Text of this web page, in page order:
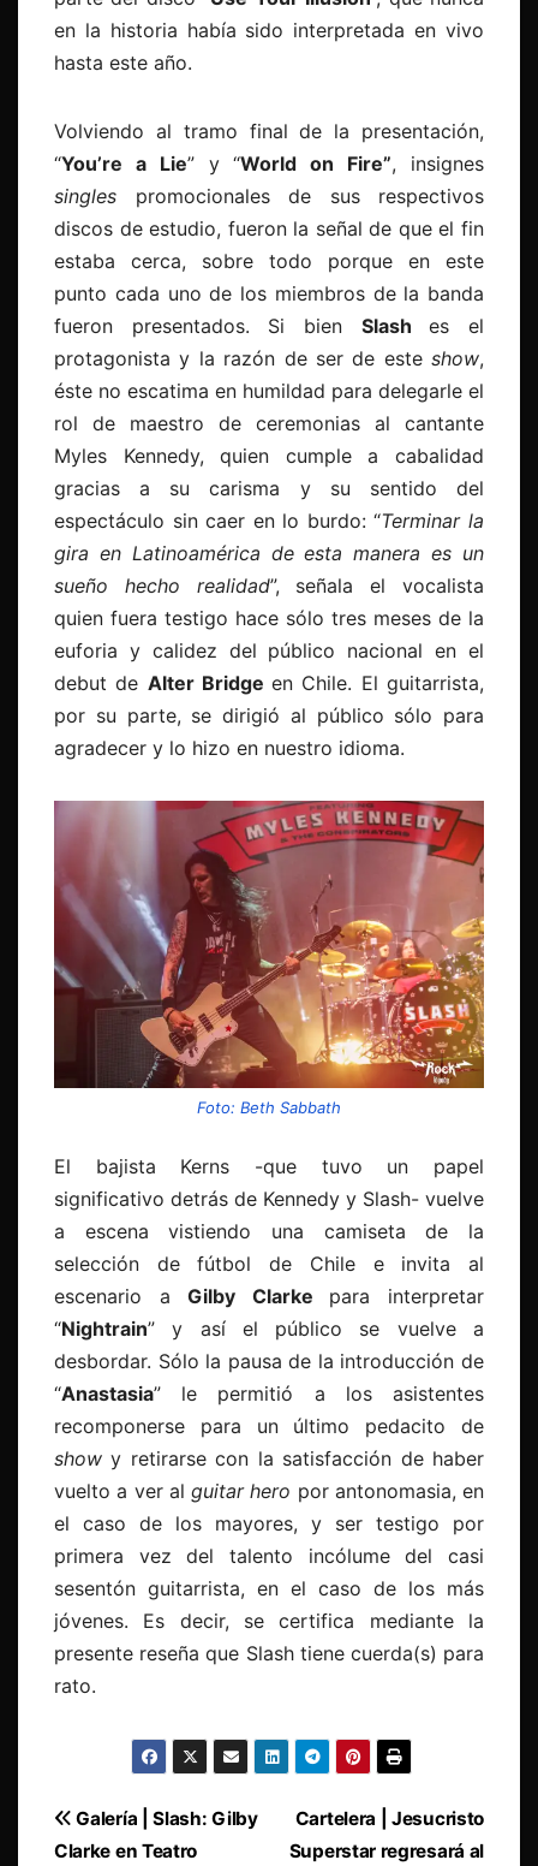
en la historia había sido interpretada en vivo
hasta este año.
Volviendo al tramo final de la presentación,
“You’re a Lie” y “World on Fire”, insignes
singles promocionales de sus respectivos
discos de estudio, fueron la señal de que el fin
estaba cerca, sobre todo porque en este
punto cada uno de los miembros de la banda
fueron presentados. Si bien Slashes el
protagonista y la razón de ser de este show,
éste no escatima en humildad para delegarle el
rol de maestro de ceremonias al cantante
Myles Kennedy, quien cumple a cabalidad
gracias a su carisma y su sentido del
espectáculo sin caer en lo burdo: “Terminar la
gira en Latinoamérica de esta manera es un
sueño hecho realidad”, señala el vocalista
quien fuera testigo hace sólo tres meses de la
euforia y calidez del público nacional en el
debut de Alter Bridgeen Chile. El guitarrista,
por su parte, se dirigió al público sólo para
agradecer y lo hizo en nuestro idioma.
Foto: Beth Sabbath
El bajista Kerns -que tuvo un papel
significativo detrás de Kennedy y Slash- vuelve
a escena vistiendo una camiseta de la
selección de fútbol de Chile e invita al
escenario aGilby Clarke para interpretar
“Nightrain” y así el público se vuelve a
desbordar. Sólo la pausa de la introducción de
“Anastasia” le permitió a los asistentes
recomponerse para un último pedacito de
show y retirarse con la satisfacción de haber
vuelto a ver al guitar hero por antonomasia, en
el caso de los mayores, y ser testigo por
primera vez del talento incólume del casi
sesentón guitarrista, en el caso de los más
jóvenes. Es decir, se certifica mediante la
presente reseña que Slash tiene cuerda(s) para
rato.
Navegación
Cartelera | Jesucristo
Superstar regresará al
Galería | Slash: Gilby
Clarke en Teatro